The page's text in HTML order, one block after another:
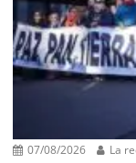
07/08/2026 La